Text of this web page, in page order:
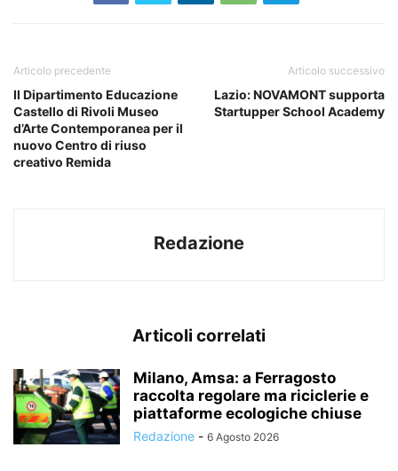
Articolo precedente
Il Dipartimento Educazione
Castello di Rivoli Museo
d’Arte Contemporanea per il
nuovo Centro di riuso
creativo Remida
Articolo successivo
Lazio: NOVAMONT supporta
Startupper School Academy
Redazione
Articoli correlati
Milano, Amsa: a Ferragosto
raccolta regolare ma riciclerie e
piattaforme ecologiche chiuse
Redazione - 6 Agosto 2026